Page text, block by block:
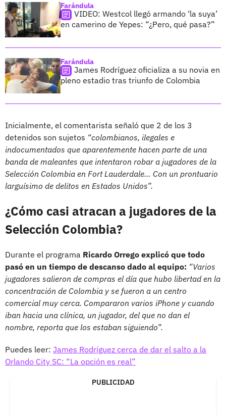
Farándula
VIDEO: Westcol llegó armando ‘la suya’
en camerino de Yepes: “¿Pero, qué pasa?”
Farándula
James Rodríguez oficializa a su novia en
pleno estadio tras triunfo de Colombia
Inicialmente, el comentarista señaló que 2 de los 3
detenidos son sujetos “colombianos, ilegales e
indocumentados que aparentemente hacen parte de una
banda de maleantes que intentaron robar a jugadores de la
Selección Colombia en Fort Lauderdale… Con un prontuario
larguísimo de delitos en Estados Unidos”.
¿Cómo casi atracan a jugadores de la
Selección Colombia?
Durante el programa Ricardo Orrego explicó que todo
pasó en un tiempo de descanso dado al equipo: “Varios
jugadores salieron de compras el día que hubo libertad en la
concentración de Colombia y se fueron a un centro
comercial muy cerca. Compararon varios iPhone y cuando
iban hacia una clínica, un jugador, del que no dan el
nombre, reporta que los estaban siguiendo”.
Puedes leer: James Rodríguez cerca de dar el salto a la
Orlando City SC: “La opción es real”
PUBLICIDAD